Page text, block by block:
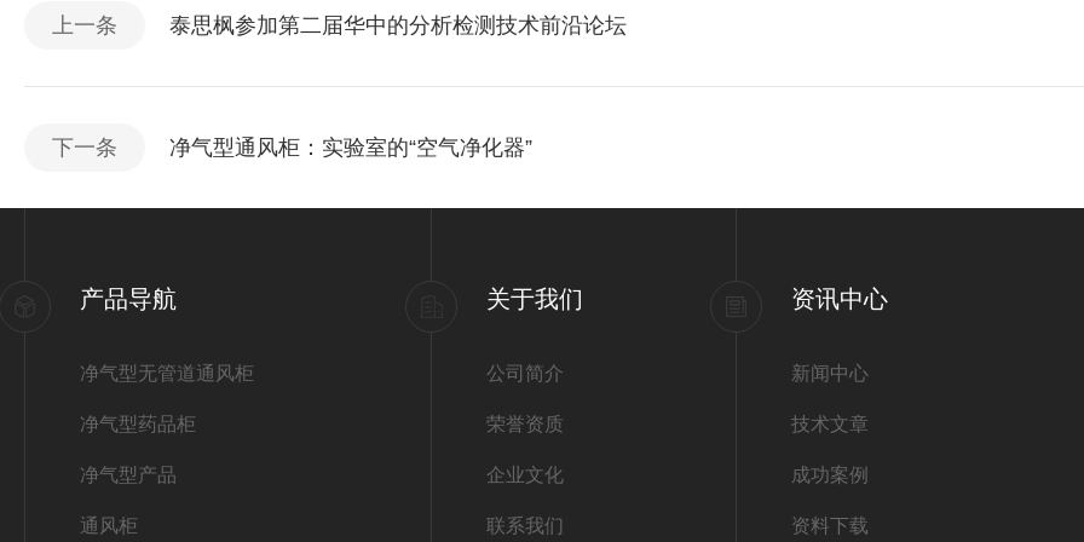
上一条 泰思枫参加第二届华中的分析检测技术前沿论坛
下一条 净气型通风柜：实验室的“空气净化器”
产品导航
净气型无管道通风柜
净气型药品柜
净气型产品
通风柜
关于我们
公司简介
荣誉资质
企业文化
联系我们
资讯中心
新闻中心
技术文章
成功案例
资料下载